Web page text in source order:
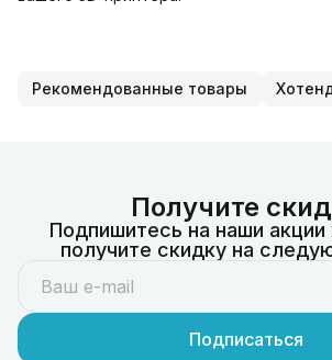
Рекомендованные товары
Получите
Подпишитесь на наши акции
получите скидку на
Подписаться